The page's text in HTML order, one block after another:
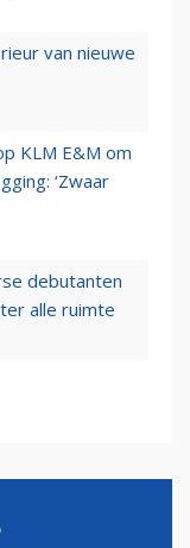
van nieuwe
KLM E&M om
‘Zwaar
debutanten
alle ruimte